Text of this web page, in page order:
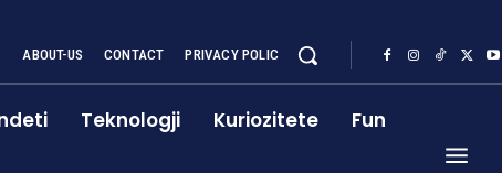
ABOUT-US CONTACT PRIVACY POLIC
Teknologji Kuriozitete Fun